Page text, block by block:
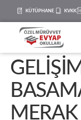
KÜTÜPHANE KVKK
GELİŞİM